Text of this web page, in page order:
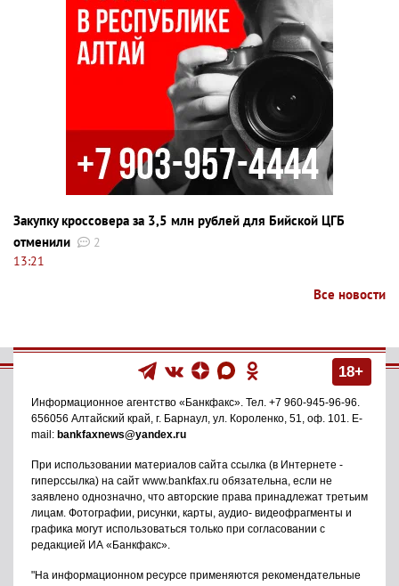
Закупку кроссовера за 3,5 млн рублей для Бийской ЦГБ
отменили
2
13:21
Все новости
18+
Информационное агентство «Банкфакс» . Тел. +7 960-945-96-96
656056 Алтайский край, г. Барнаул ул. Короленко, 51, оф. 101
. E-
mail: bankfaxnews@yandex.ru
При использовании материалов сайта ссылка (в Интернете -
гиперссылка) на сайт www.bankfax.ru обязательна, если не
заявлено однозначно, что авторские права принадлежат третьим
лицам. Фотографии, рисунки, карты, аудио- видеофрагменты и
графика могут использоваться только при согласовании с
редакцией ИА «Банкфакс».
"На информационном ресурсе применяются рекомендательные